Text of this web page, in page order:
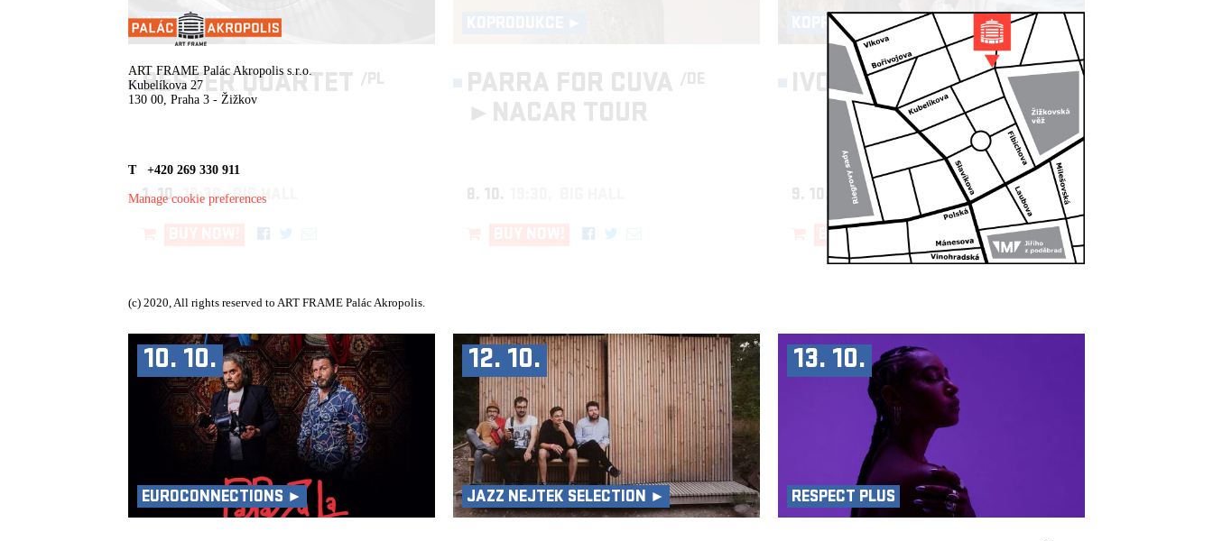
KOPRODUKCE ►
BESTER QUARTET /PL
1. 10. 19:30, BIG HALL
PARRA FOR CUVA /DE
► NACAR TOUR
8. 10.
KOPRODUKCE ►
IVO DIMČEV /BG
9. 10.
19:30, BIG HALL
BUY NOW!
10. 10.
EUROCONNECTIONS ►
12. 10.
JAZZ NEJTEK SELECTION ►
13. 10.
RESPECT PLUS
ART FRAME Palác Akropolis s.r.o.
Kubelíkova 27
130 00, Praha 3 - Žižkov
T +420 269 330 911
Manage cookie preferences
(c) 2020, All rights reserved to ART FRAME Palác Akropolis.